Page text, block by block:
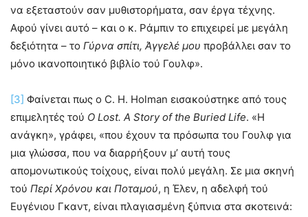
να εξεταστούν σαν μυθιστορήματα, σαν έργα τέχνης.
Αφού γίνει αυτό – και ο κ. Ράμπιν το επιχειρεί με μεγάλη
δεξιότητα – το Γύρνα σπίτι, Άγγελέ μου προβάλλει σαν το
μόνο ικανοποιητικό βιβλίο τού Γουλφ».
[3] Φαίνεται πως ο C. H. Holman εισακούστηκε από τους
επιμελητές τού O Lost. A Storyof the Buried Life. «Η
ανάγκη», γράφει, «που έχουν τα πρόσωπα του Γουλφ για
μια γλώσσα, που να διαρρήξουν μ’ αυτή τους
απομονωτικούς τοίχους, είναι πολύ μεγάλη. Σε μια σκηνή
τού Περί Χρόνου και Ποταμού, η Έλεν, η αδελφή τού
Ευγένιου Γκαντ, είναι πλαγιασμένη ξύπνια στα σκοτεινά: